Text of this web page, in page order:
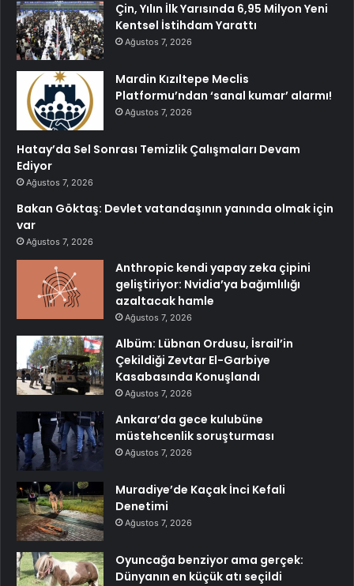
Çin, Yılın İlk Yarısında 6,95 Milyon Yeni
Kentsel İstihdam Yarattı
Ağustos 7, 2026
Mardin Kızıltepe Meclis
Platformu’ndan ‘sanal kumar’ alarmı!
Ağustos 7, 2026
Hatay’da Sel Sonrası Temizlik Çalışmaları Devam
Ediyor
Ağustos 7, 2026
Bakan Göktaş: Devlet vatandaşının yanında olmak için
var
Ağustos 7, 2026
Anthropic kendi yapay zeka çipini
geliştiriyor: Nvidia’ya bağımlılığı
azaltacak hamle
Ağustos 7, 2026
Albüm: Lübnan Ordusu, İsrail’in
Çekildiği Zevtar El-Garbiye
Kasabasında Konuşlandı
Ağustos 7, 2026
Ankara’da gece kulubüne
müstehcenlik soruşturması
Ağustos 7, 2026
Muradiye’de Kaçak İnci Kefali
Denetimi
Ağustos 7, 2026
Oyuncağa benziyor ama gerçek:
Dünyanın en küçük atı seçildi